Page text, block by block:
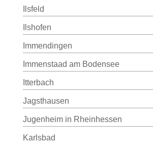
Ilsfeld
Ilshofen
Immendingen
Immenstaad am Bodensee
Itterbach
Jagsthausen
Jugenheim in Rheinhessen
Karlsbad